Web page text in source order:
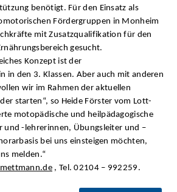
benötigt. Für den Einsatz als
Fördergruppen in Monheim
mit Zusatzqualifikation für den
gesucht.
Konzept ist der
in den 3. Klassen. Aber auch mit anderen
wir im Rahmen der aktuellen
starten“, so Heide Förster vom Lott-
motopädische und heilpädagogische
und -lehrerinnen, Übungsleiter und –
bei uns einsteigen möchten,
melden.“
, Tel. 02104 – 992259.